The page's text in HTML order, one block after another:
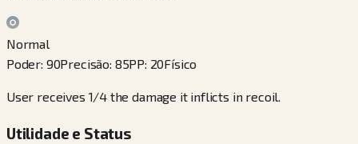
Normal
Poder: 90Precisão: 85PP: 20Físico
User receives 1/4 the damage it inflicts in recoil.
Utilidade e Status